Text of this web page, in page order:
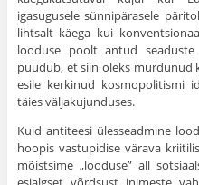
igasugusele sünnipärasele
lihtsalt käega kui
looduse poolt antud
puudub, et siin oleks murdunud
esile kerkinud kosmopolitismi
täies väljakujunduses.
Kuid antiteesi ülesseadmine
hoopis vastupidise värava
mõistsime „loo­duse” all